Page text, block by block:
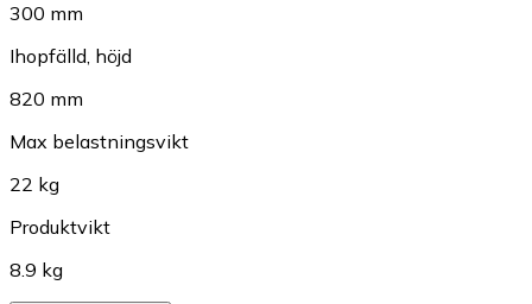
300 mm
Ihopfälld, höjd
820 mm
Max belastningsvikt
22 kg
Produktvikt
8.9 kg